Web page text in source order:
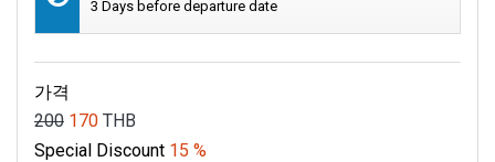
3 Days before departure date
가격
200 170 THB
Special Discount 15 %